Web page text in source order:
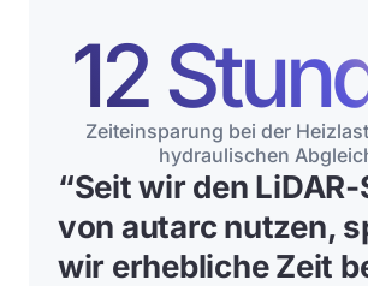
12
Zeiteinsparung bei der
hydraulischen
“Seit wir den LiDAR-
von autarc nutzen,
wir erhebliche Zeit